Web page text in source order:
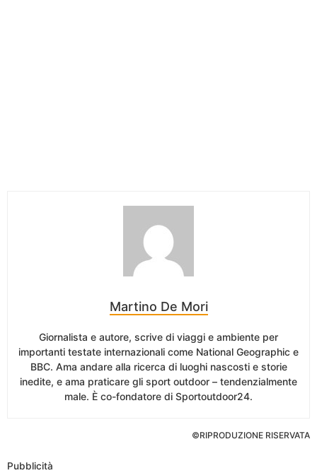
Martino De Mori
Giornalista e autore, scrive di viaggi e ambiente per
importanti testate internazionali come National Geographic e
BBC. Ama andare alla ricerca di luoghi nascosti e storie
inedite, e ama praticare gli sport outdoor – tendenzialmente
male. È co-fondatore di Sportoutdoor24.
©RIPRODUZIONE RISERVATA
Pubblicità